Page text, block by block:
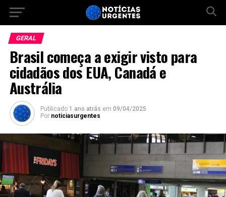
GERAL
Brasil começa a exigir visto para
cidadãos dos EUA, Canadá e
Austrália
Publicado 1 ano atrás em 09/04/2025
Por noticiasurgentes